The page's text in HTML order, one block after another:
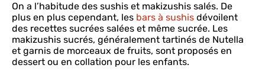
On a l’habitude des sushis et makizushis salés. De
plus en plus cependant, les bars à sushis dévoilent
des recettes sucrées salées et même sucrée. Les
makizushis sucrés, généralement tartinés de Nutella
et garnis de morceaux de fruits, sont proposés en
dessert ou en collation pour les enfants.